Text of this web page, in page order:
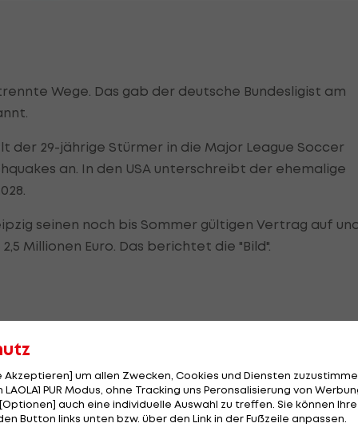
Wege. Das gab der deutsche Bundesligist am
der 29-jährige Stürmer in die Major League Soccer
an. In den USA unterschreibt der ehemalige
seinen noch bis Sommer gültigen Vertrag auf
Millionen Euro. Das berichtet die "Bild".
in Leipzig bleiben und sich fit halten. Denn laut
Paula Ende Februar Nachwuchs.
USA übersiedelt. Die MLS-Saison bgeginnt ohnehin
Kansas City.
Akzeptieren] um allen Zwecken, Cookies und Diensten
PUR Modus, ohne Tracking uns Peronsalisierung von
auch eine individuelle Auswahl zu treffen. Sie können
Button links unten bzw. über den Link in der Fußzeile anpassen.